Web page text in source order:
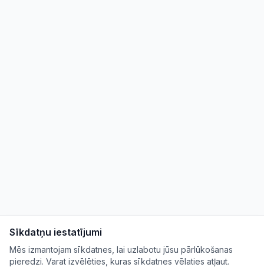
Sīkdatņu iestatījumi
Mēs izmantojam sīkdatnes, lai uzlabotu jūsu pārlūkošanas
pieredzi. Varat izvēlēties, kuras sīkdatnes vēlaties atļaut.